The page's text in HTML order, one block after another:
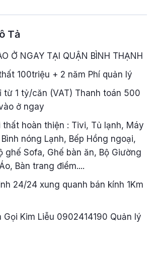
Tả
Ở NGAY TẠI QUẬN BÌNH THẠNH
100triệu + 2 năm Phí quản lý
1 tỷ/căn (VAT) Thanh toán 500
ở ngay
hoàn thiện : Tivi, Tủ lạnh, Máy
nóng Lạnh, Bếp Hồng ngoại,
ghế Sofa, Ghế bàn ăn, Bộ Giường
Bàn trang điểm....
24/24 xung quanh bán kính 1Km
Gọi Kim Liễu 0902414190 Quản lý